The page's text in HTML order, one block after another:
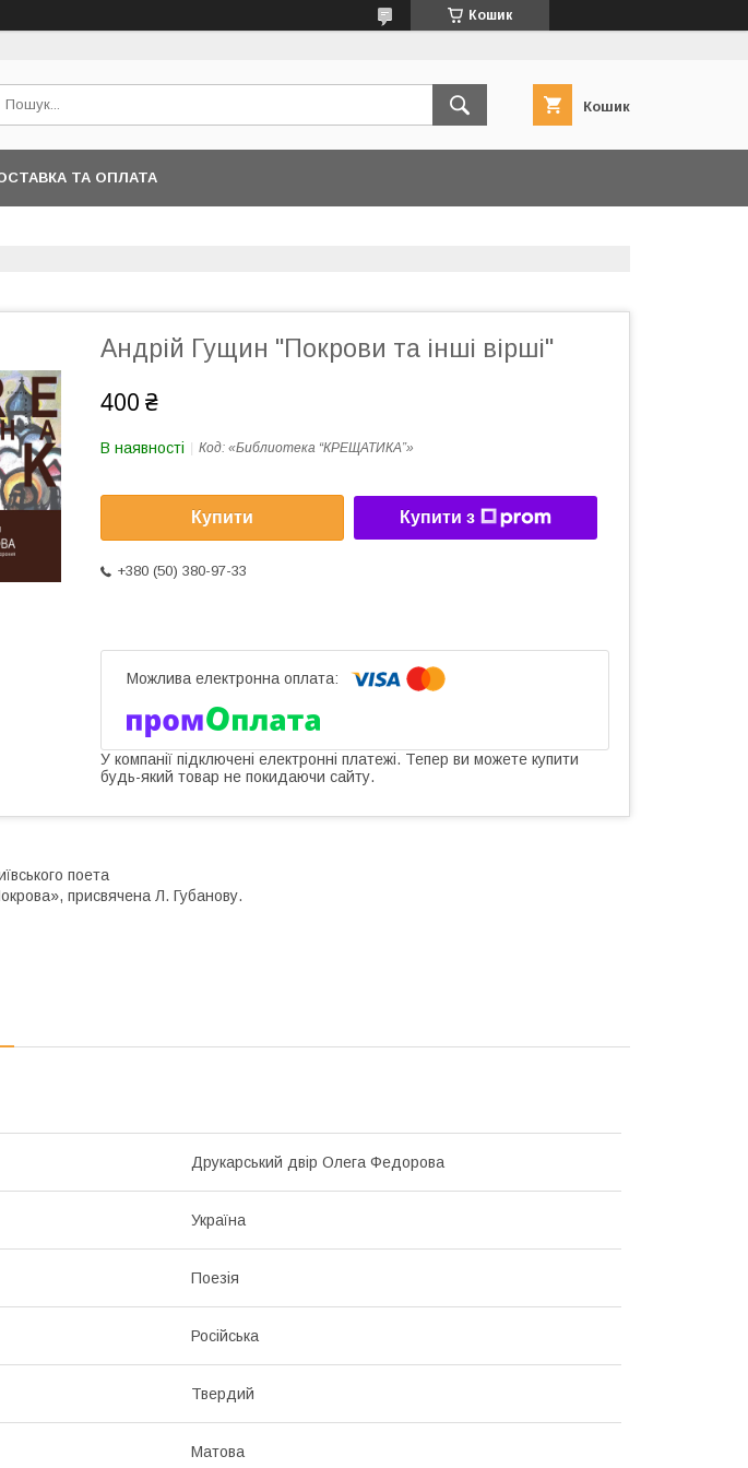
Кошик
Кошик
ТА ОПЛАТА
Андрій Гущин "Покрови та інші вірші"
400 ₴
В наявності Код: «Библиотека “КРЕЩАТИКА”»
Купити Купити з
+380 (50) 380-97-33
У компанії підключені електронні платежі. Тепер ви можете купити
будь-який товар не покидаючи сайту.
поета
присвячена Л. Губанову.
Друкарський двір Олега Федорова
Україна
Поезія
Російська
Твердий
Матова